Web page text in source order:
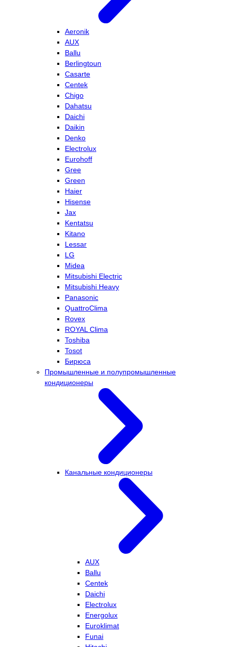
Aeronik
AUX
Ballu
Berlingtoun
Casarte
Centek
Chigo
Dahatsu
Daichi
Daikin
Denko
Electrolux
Eurohoff
Gree
Green
Haier
Hisense
Jax
Kentatsu
Kitano
Lessar
LG
Midea
Mitsubishi Electric
Mitsubishi Heavy
Panasonic
QuattroClima
Rovex
ROYAL Clima
Toshiba
Tosot
Бирюса
Промышленные и полупромышленные
кондиционеры
Канальные кондиционеры
AUX
Ballu
Centek
Daichi
Electrolux
Energolux
Euroklimat
Funai